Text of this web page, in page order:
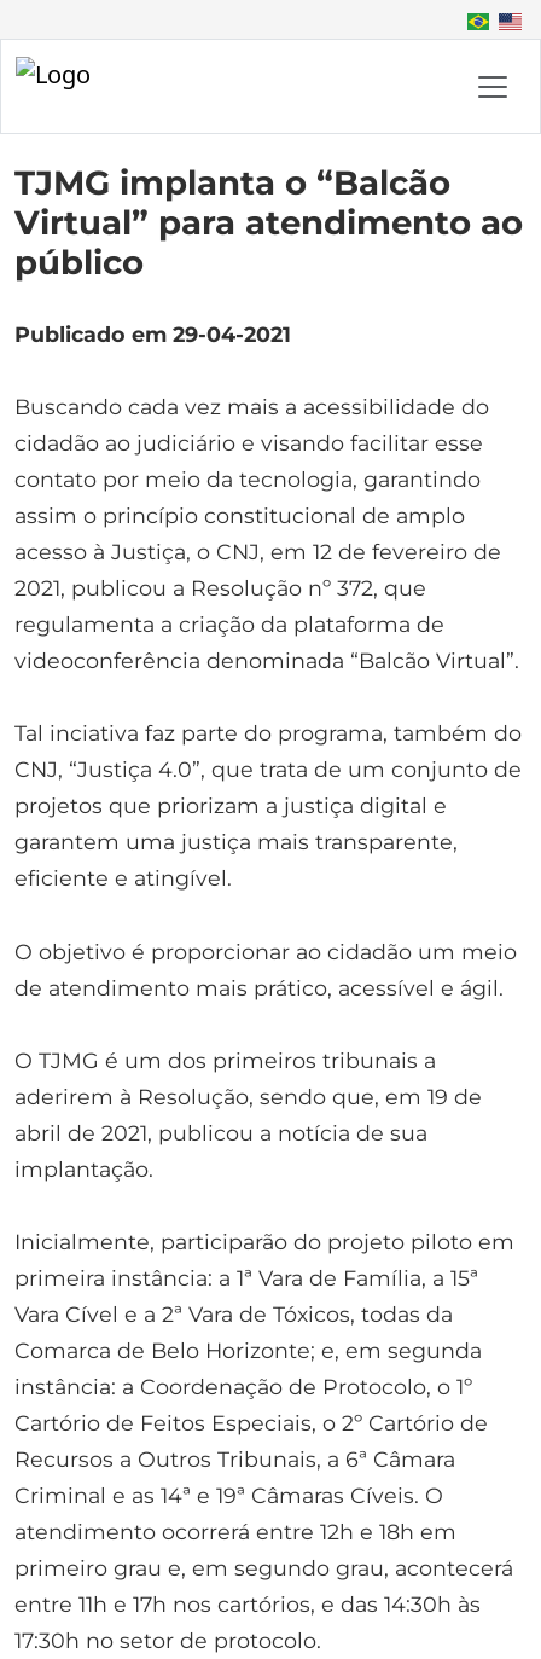
TJMG implanta o “Balcão
Virtual” para atendimento ao
público
Publicado em 29-04-2021
Buscando cada vez mais a acessibilidade do
cidadão ao judiciário e visando facilitar esse
contato por meio da tecnologia, garantindo
assim o princípio constitucional de amplo
acesso à Justiça, o CNJ, em 12 de fevereiro de
2021, publicou a Resolução nº 372, que
regulamenta a criação da plataforma de
videoconferência denominada “Balcão Virtual”.
Tal inciativa faz parte do programa, também do
CNJ, “Justiça 4.0”, que trata de um conjunto de
projetos que priorizam a justiça digital e
garantem uma justiça mais transparente,
eficiente e atingível.
O objetivo é proporcionar ao cidadão um meio
de atendimento mais prático, acessível e ágil.
O TJMG é um dos primeiros tribunais a
aderirem à Resolução, sendo que, em 19 de
abril de 2021, publicou a notícia de sua
implantação.
Inicialmente, participarão do projeto piloto em
primeira instância: a 1ª Vara de Família, a 15ª
Vara Cível e a 2ª Vara de Tóxicos, todas da
Comarca de Belo Horizonte; e, em segunda
instância: a Coordenação de Protocolo, o 1º
Cartório de Feitos Especiais, o 2º Cartório de
Recursos a Outros Tribunais, a 6ª Câmara
Criminal e as 14ª e 19ª Câmaras Cíveis. O
atendimento ocorrerá entre 12h e 18h em
primeiro grau e, em segundo grau, acontecerá
entre 11h e 17h nos cartórios, e das 14:30h às
17:30h no setor de protocolo.